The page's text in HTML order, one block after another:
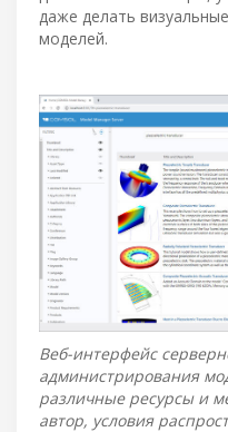
даже делать
моделей.
Веб-интерфейс
администрирования
различные ресурсы и
автор, условия